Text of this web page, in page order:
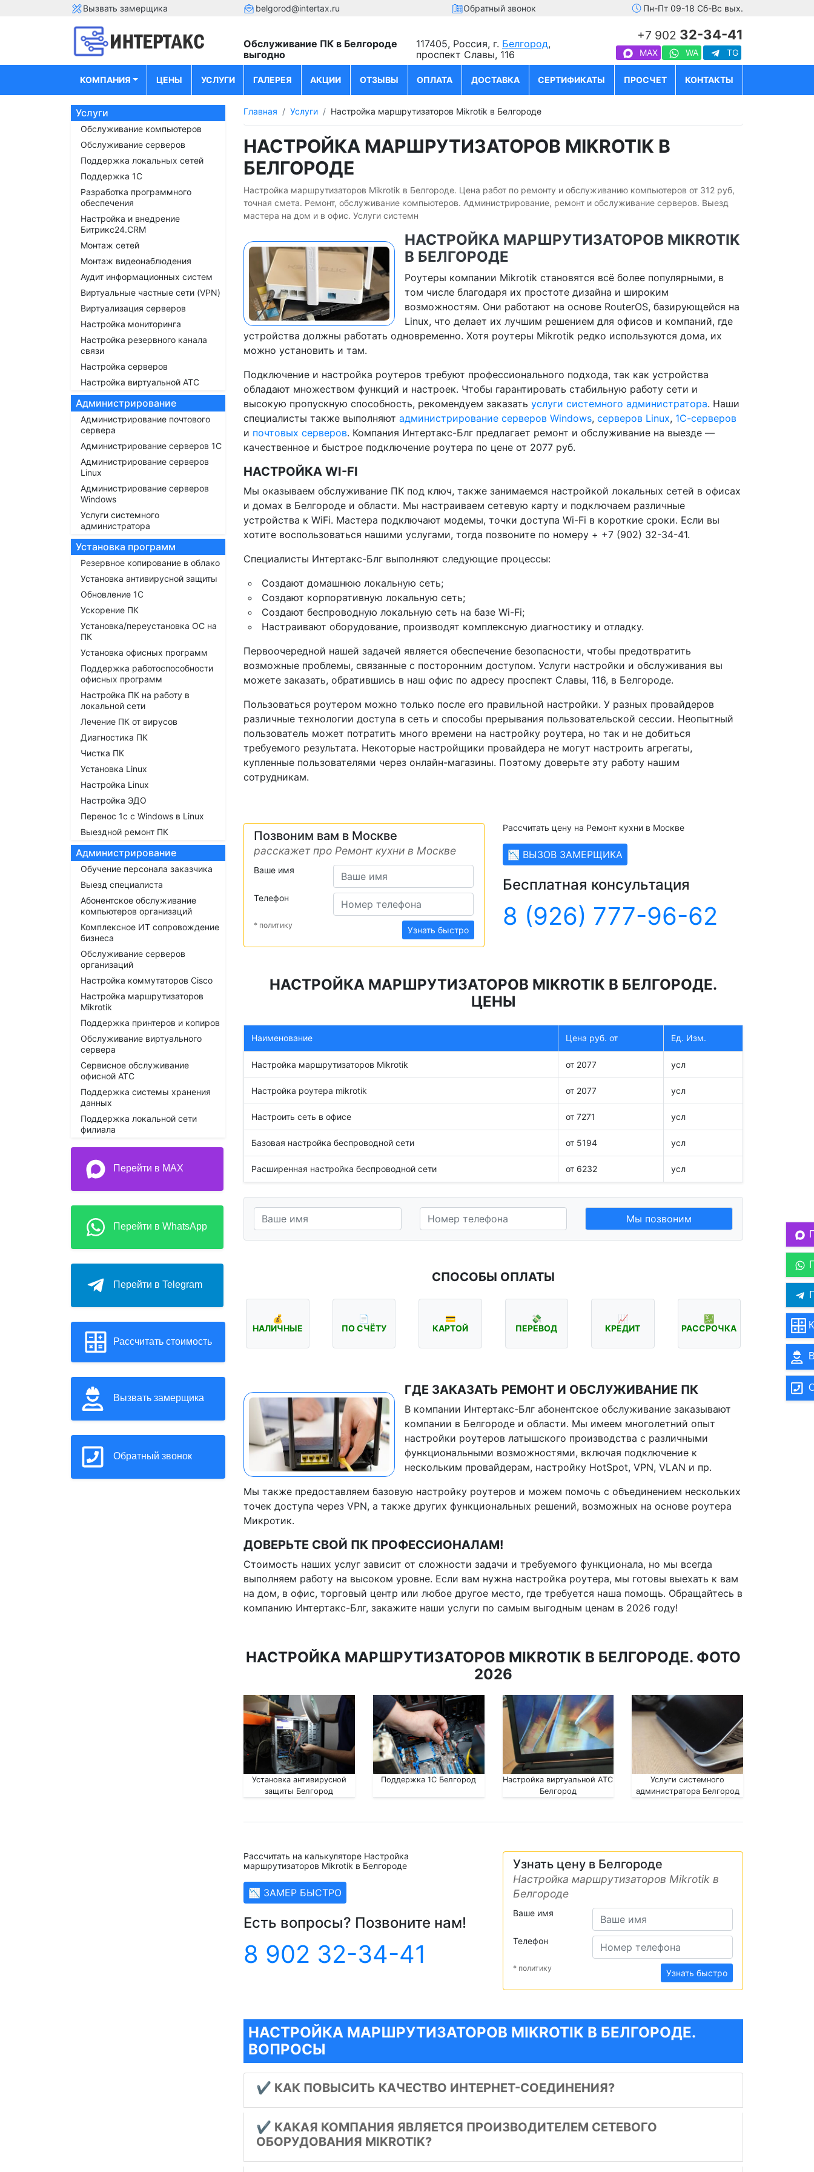
Вызвать замерщика belgorod@intertax.ru Обратный звонок Пн-Пт 09-18 Сб-Вс вых.
Обслуживание ПК в Белгороде
выгодно
117405, Россия, г. Белгород,
проспект Славы, 116
+7 902 32-34-41
MAX WA TG
КОМПАНИЯ ЦЕНЫ УСЛУГИ ГАЛЕРЕЯ АКЦИИ ОТЗЫВЫ ОПЛАТА ДОСТАВКА СЕРТИФИКАТЫ ПРОСЧЕТ КОНТАКТЫ
Услуги
Обслуживание компьютеров
Обслуживание серверов
Поддержка локальных сетей
Поддержка 1С
Разработка программного
обеспечения
Настройка и внедрение
Битрикс24.CRM
Монтаж сетей
Монтаж видеонаблюдения
Аудит информационных систем
Виртуальные частные сети (VPN)
Виртуализация серверов
Настройка мониторинга
Настройка резервного канала
связи
Настройка серверов
Настройка виртуальной АТС
Администрирование
Администрирование почтового
сервера
Администрирование серверов 1С
Администрирование серверов
Linux
Администрирование серверов
Windows
Услуги системного
администратора
Установка программ
Резервное копирование в облако
Установка антивирусной защиты
Обновление 1С
Ускорение ПК
Установка/переустановка ОС на
ПК
Установка офисных программ
Поддержка работоспособности
офисных программ
Настройка ПК на работу в
локальной сети
Лечение ПК от вирусов
Диагностика ПК
Чистка ПК
Установка Linux
Настройка Linux
Настройка ЭДО
Перенос 1с с Windows в Linux
Выездной ремонт ПК
Администрирование
Обучение персонала заказчика
Выезд специалиста
Абонентское обслуживание
компьютеров организаций
Комплексное ИТ сопровождение
бизнеса
Обслуживание серверов
организаций
Настройка коммутаторов Cisco
Настройка маршрутизаторов
Mikrotik
Поддержка принтеров и копиров
Обслуживание виртуального
сервера
Сервисное обслуживание
офисной АТС
Поддержка системы хранения
данных
Поддержка локальной сети
филиала
Перейти в MAX
Перейти в WhatsApp
Перейти в Telegram
Рассчитать стоимость
Вызвать замерщика
Обратный звонок
Главная Услуги Настройка маршрутизаторов Mikrotik в Белгороде
НАСТРОЙКА МАРШРУТИЗАТОРОВ MIKROTIK В
БЕЛГОРОДЕ
Настройка маршрутизаторов Mikrotik в Белгороде. Цена работ по ремонту и обслуживанию компьютеров от 312 руб,
точная смета. Ремонт, обслуживание компьютеров. Администрирование, ремонт и обслуживание серверов. Выезд
мастера на дом и в офис. Услуги системн
НАСТРОЙКА МАРШРУТИЗАТОРОВ MIKROTIK
В БЕЛГОРОДЕ
Роутеры компании Mikrotik становятся всё более популярными, в
том числе благодаря их простоте дизайна и широким
возможностям. Они работают на основе RouterOS, базирующейся на
Linux, что делает их лучшим решением для офисов и компаний, где
устройства должны работать одновременно. Хотя роутеры Mikrotik редко используются дома, их
можно установить и там.
Подключение и настройка роутеров требуют профессионального подхода, так как устройства
обладают множеством функций и настроек. Чтобы гарантировать стабильную работу сети и
высокую пропускную способность, рекомендуем заказать услуги системного администратора. Наши
специалисты также выполняют администрирование серверов Windows, серверов Linux, 1С-серверов
и почтовых серверов. Компания Интертакс-Блг предлагает ремонт и обслуживание на выезде —
качественное и быстрое подключение роутера по цене от 2077 руб.
НАСТРОЙКА WI-FI
Мы оказываем обслуживание ПК под ключ, также занимаемся настройкой локальных сетей в офисах
и домах в Белгороде и области. Мы настраиваем сетевую карту и подключаем различные
устройства к WiFi. Мастера подключают модемы, точки доступа Wi-Fi в короткие сроки. Если вы
хотите воспользоваться нашими услугами, тогда позвоните по номеру + +7 (902) 32-34-41.
Специалисты Интертакс-Блг выполняют следующие процессы:
Создают домашнюю локальную сеть;
Создают корпоративную локальную сеть;
Создают беспроводную локальную сеть на базе Wi-Fi;
Настраивают оборудование, производят комплексную диагностику и отладку.
Первоочередной нашей задачей является обеспечение безопасности, чтобы предотвратить
возможные проблемы, связанные с посторонним доступом. Услуги настройки и обслуживания вы
можете заказать, обратившись в наш офис по адресу проспект Славы, 116, в Белгороде.
Пользоваться роутером можно только после его правильной настройки. У разных провайдеров
различные технологии доступа в сеть и способы прерывания пользовательской сессии. Неопытный
пользователь может потратить много времени на настройку роутера, но так и не добиться
требуемого результата. Некоторые настройщики провайдера не могут настроить агрегаты,
купленные пользователями через онлайн-магазины. Поэтому доверьте эту работу нашим
сотрудникам.
Позвоним вам в Москве
расскажет про Ремонт кухни в Москве
Ваше имя
Телефон
* политику Узнать быстро
Рассчитать цену на Ремонт кухни в Москве
📉 ВЫЗОВ ЗАМЕРЩИКА
Бесплатная консультация
8 (926) 777-96-62
НАСТРОЙКА МАРШРУТИЗАТОРОВ MIKROTIK В БЕЛГОРОДЕ.
ЦЕНЫ
Наименование Цена руб. от Ед. Изм.
Настройка маршрутизаторов Mikrotik от 2077 усл
Настройка роутера mikrotik от 2077 усл
Настроить сеть в офисе от 7271 усл
Базовая настройка беспроводной сети от 5194 усл
Расширенная настройка беспроводной сети от 6232 усл
Мы позвоним
СПОСОБЫ ОПЛАТЫ
💰
НАЛИЧНЫЕ
📄
ПО СЧЁТУ
💳
КАРТОЙ
💸
ПЕРЕВОД
📈
КРЕДИТ
💹
РАССРОЧКА
ГДЕ ЗАКАЗАТЬ РЕМОНТ И ОБСЛУЖИВАНИЕ ПК
В компании Интертакс-Блг абонентское обслуживание заказывают
компании в Белгороде и области. Мы имеем многолетний опыт
настройки роутеров латышского производства с различными
функциональными возможностями, включая подключение к
нескольким провайдерам, настройку HotSpot, VPN, VLAN и пр.
Мы также предоставляем базовую настройку роутеров и можем помочь с объединением нескольких
точек доступа через VPN, а также других функциональных решений, возможных на основе роутера
Микротик.
ДОВЕРЬТЕ СВОЙ ПК ПРОФЕССИОНАЛАМ!
Стоимость наших услуг зависит от сложности задачи и требуемого функционала, но мы всегда
выполняем работу на высоком уровне. Если вам нужна настройка роутера, мы готовы выехать к вам
на дом, в офис, торговый центр или любое другое место, где требуется наша помощь. Обращайтесь в
компанию Интертакс-Блг, закажите наши услуги по самым выгодным ценам в 2026 году!
НАСТРОЙКА МАРШРУТИЗАТОРОВ MIKROTIK В БЕЛГОРОДЕ. ФОТО
2026
Установка антивирусной
защиты Белгород
Поддержка 1С Белгород
Настройка виртуальной АТС
Белгород
Услуги системного
администратора Белгород
Рассчитать на калькуляторе Настройка
маршрутизаторов Mikrotik в Белгороде
📉 ЗАМЕР БЫСТРО
Есть вопросы? Позвоните нам!
8 902 32-34-41
Узнать цену в Белгороде
Настройка маршрутизаторов Mikrotik в
Белгороде
Ваше имя
Телефон
* политику Узнать быстро
НАСТРОЙКА МАРШРУТИЗАТОРОВ MIKROTIK В БЕЛГОРОДЕ.
ВОПРОСЫ
✔️ КАК ПОВЫСИТЬ КАЧЕСТВО ИНТЕРНЕТ-СОЕДИНЕНИЯ?
✔️ КАКАЯ КОМПАНИЯ ЯВЛЯЕТСЯ ПРОИЗВОДИТЕЛЕМ СЕТЕВОГО
ОБОРУДОВАНИЯ MIKROTIK?